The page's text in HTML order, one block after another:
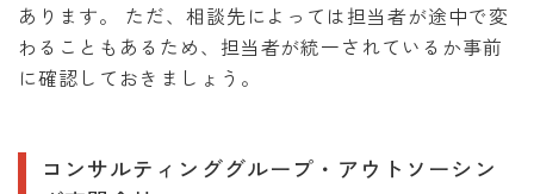
あります。 ただ、相談先によっては担当者が途中で変
わることもあるため、担当者が統一されているか事前
に確認しておきましょう。
コンサルティンググループ・アウトソーシン